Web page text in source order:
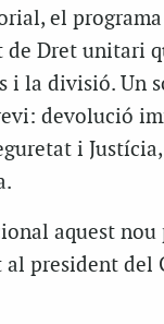
el
de Dret unitari
i la divisió. Un
devolució
i
aquest
al president del